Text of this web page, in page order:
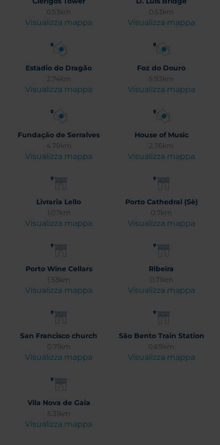
0.53km
Visualizza mappa
0.53km
Visualizza mappa
Estadio do Dragão
2.74km
Visualizza mappa
Foz do Douro
5.93km
Visualizza mappa
Fundação de Serralves
4.79km
Visualizza mappa
House of Music
2.76km
Visualizza mappa
Livraria Lello
1.07km
Visualizza mappa
Porto Cathedral (Sè)
0.7km
Visualizza mappa
Porto Wine Cellars
1.53km
Visualizza mappa
Ribeira
0.71km
Visualizza mappa
San Francisco church
0.71km
Visualizza mappa
São Bento Train Station
0.69km
Visualizza mappa
Vila Nova de Gaia
5.31km
Visualizza mappa